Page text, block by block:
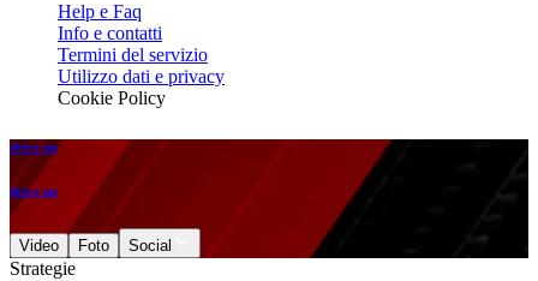
Help e Faq
Info e contatti
Termini del servizio
Utilizzo dati e privacy
Cookie Policy
drive up
drive up
Video Foto Social
Strategie